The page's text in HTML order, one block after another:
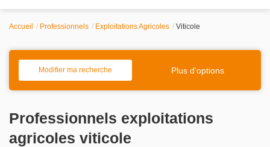
Location
Agence
Accueil Professionnels Exploitations Agricoles Viticole
Modifier ma recherche Plus d'options
Professionnels exploitations
agricoles viticole